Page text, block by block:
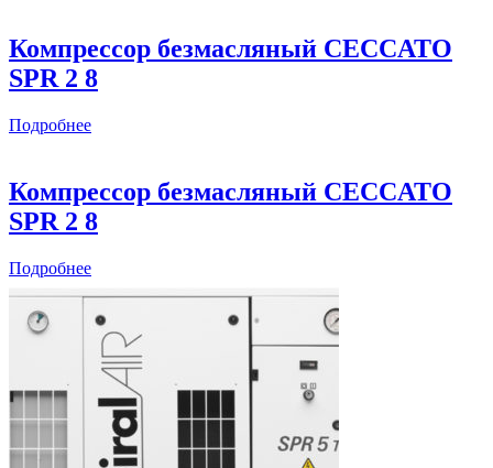
Компрессор безмасляный CECCATO
SPR 2 8
Подробнее
Компрессор безмасляный CECCATO
SPR 2 8
Подробнее